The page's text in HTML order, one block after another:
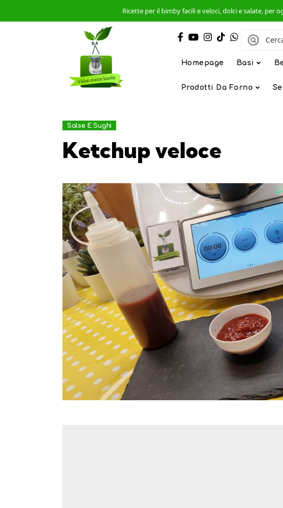
Ricette per il bimby facili e veloci, dolci e salate, per
Homepage Basi
Prodotti Da Forno
Salse E Sughi
Ketchup veloce